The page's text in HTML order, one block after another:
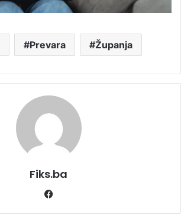
Prevara Županja
Fiks.ba